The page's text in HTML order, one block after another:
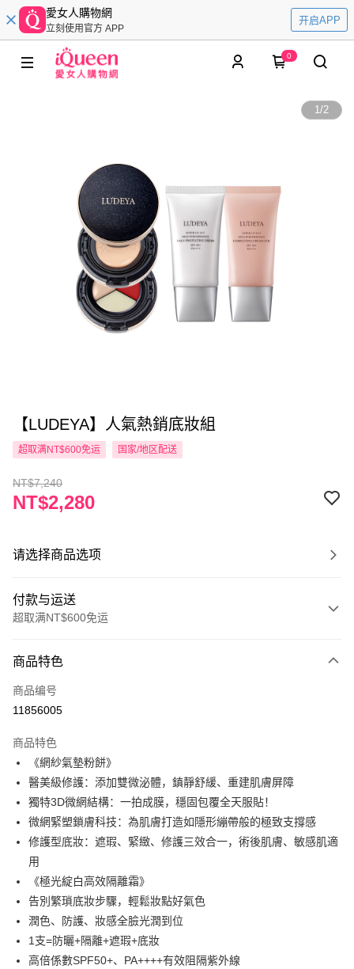
愛女人購物網
立刻使用官方 APP
开启APP
0
1/2
【LUDEYA】人氣熱銷底妝組
超取满NT$600免运 国家/地区配送
NT$7,240
NT$2,280
请选择商品选项
付款与运送
超取满NT$600免运
信用卡一次付款
超商取货付款
Apple Pay
街口支付
悠遊付
Google Pay
Plus PAY
AFTEE先享后付
相关说明
一、關於 AFTEE先享後付
1. 於付款方式選擇AFTEE先享後付，將跳出AFTEE先享後付手機驗證視
ATM付款
商品特色
商品编号
11856005
商品特色
《網紗氣墊粉餅》
醫美級修護：添加雙微泌體，鎮靜舒緩、重建肌膚屏障
獨特3D微網結構：一拍成膜，穩固包覆全天服貼！
微網緊塑鎖膚科技：為肌膚打造如隱形繃帶般的極致支撐感
修護型底妝：遮瑕、緊緻、修護三效合一，術後肌膚、敏感肌適
用
《極光綻白高效隔離霜》
告別繁瑣底妝步驟，輕鬆妝點好氣色
潤色、防護、妝感全臉光潤到位
1支=防曬+隔離+遮瑕+底妝
高倍係數SPF50+、PA++++有效阻隔紫外線